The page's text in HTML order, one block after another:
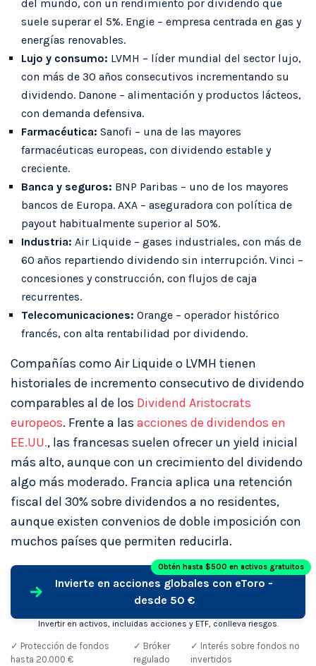
del mundo, con un rendimiento por dividendo que
suele superar el 5%. Engie – empresa centrada en gas y
energías renovables.
Lujo y consumo: LVMH – líder mundial del sector lujo,
con más de 30 años consecutivos incrementando su
dividendo. Danone – alimentación y productos lácteos,
con demanda defensiva.
Farmacéutica: Sanofi – una de las mayores
farmacéuticas europeas, con dividendo estable y
creciente.
Banca y seguros: BNP Paribas – uno de los mayores
bancos de Europa. AXA – aseguradora con política de
payout habitualmente superior al 50%.
Industria: Air Liquide – gases industriales, con más de
60 años repartiendo dividendo sin interrupción. Vinci –
concesiones y construcción, con flujos de caja
recurrentes.
Telecomunicaciones: Orange – operador histórico
francés, con alta rentabilidad por dividendo.
Compañías como Air Liquide o LVMH tienen
historiales de incremento consecutivo de dividendo
comparables al de los Dividend Aristocrats
europeos. Frente a las acciones de dividendos en
EE.UU., las francesas suelen ofrecer un yield inicial
más alto, aunque con un crecimiento del dividendo
algo más moderado. Francia aplica una retención
fiscal del 30% sobre dividendos a no residentes,
aunque existen convenios de doble imposición con
muchos países que permiten reducirla.
Invierte en acciones globales con eToro -
desde 50 €
Obtén hasta $500 en activos gratuitos
Invertir en activos, incluidas acciones y ETF, conlleva riesgos.
✓ Protección de fondos
hasta 20.000 €
✓ Bróker
regulado
✓ Interés sobre fondos no
invertidos